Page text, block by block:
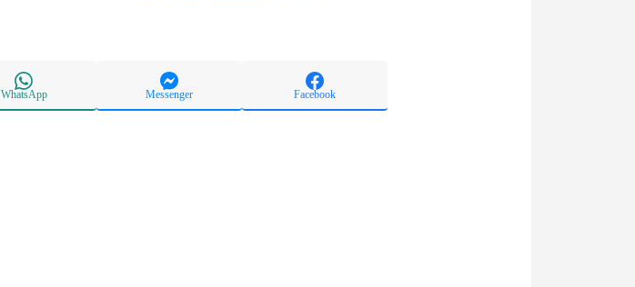
Facebook
Messenger
WhatsApp